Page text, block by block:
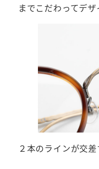
までこだわってデザ
２本のラインが交差